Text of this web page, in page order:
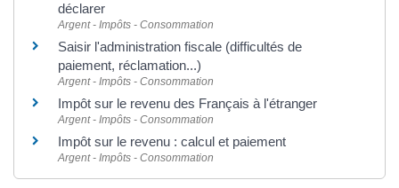
déclarer
Argent - Impôts - Consommation
Saisir l'administration fiscale (difficultés de
paiement, réclamation...)
Argent - Impôts - Consommation
Impôt sur le revenu des Français à l'étranger
Argent - Impôts - Consommation
Impôt sur le revenu : calcul et paiement
Argent - Impôts - Consommation